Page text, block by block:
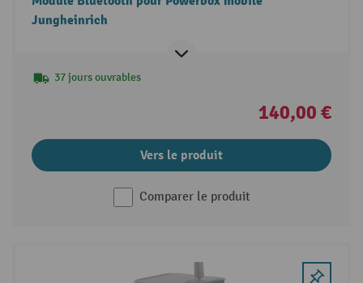
Jungheinrich
37 jours ouvrables
140,00 €
Vers le produit
Comparer le produit